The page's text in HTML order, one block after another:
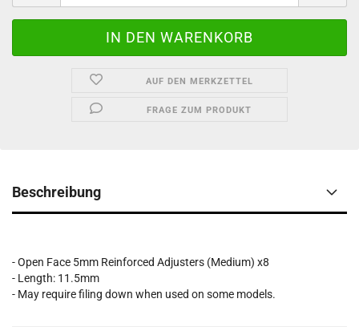
AUF DEN MERKZETTEL
FRAGE ZUM PRODUKT
Beschreibung
- Open Face 5mm Reinforced Adjusters (Medium) x8
- Length: 11.5mm
- May require filing down when used on some models.